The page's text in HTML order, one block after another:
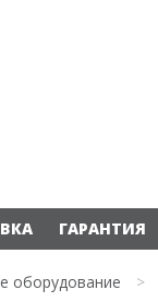
ГАРАНТИЯ
оборудование >